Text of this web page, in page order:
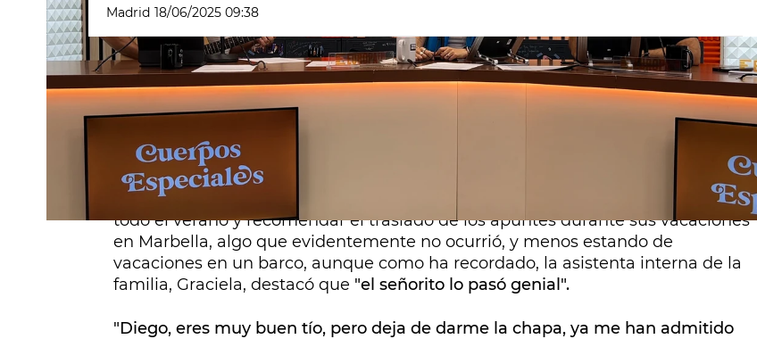
Madrid 18/06/2025 09:38
Diego Arroyo, como buen artista, nutre sus letras de experiencias personales y
esta vez recuerda a un joven al que dio clases particulares cuando ejercía de
profesor de apoyo. "Sus padres se gastaron 600 euros en clases particulares", ha
que tenía que recuperar siete
asignaturas de cara a selectividad.
Una tarea ardua que implicó sacar, literalmente, al chico de la piscina durante
todo el verano y recomendar el traslado de los apuntes durante sus vacaciones
en Marbella, algo que evidentemente no ocurrió, y menos estando de
vacaciones en un barco, aunque como ha recordado, la asistenta interna de la
familia, Graciela, destacó que "el señorito lo pasó genial".
"Diego, eres muy buen tío, pero deja de darme la chapa, ya me han admitido